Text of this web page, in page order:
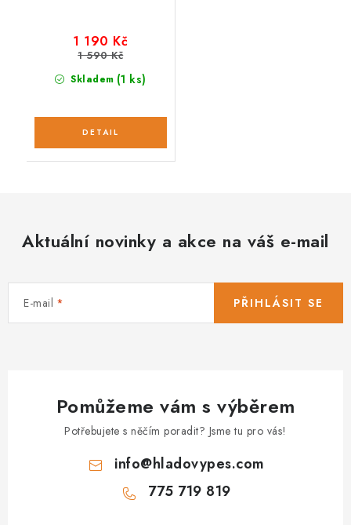
Skladem (1 ks)
1 190 Kč
1 590 Kč
Aktuální novinky a akce na váš e-mail
E-mail PŘIHLÁSIT SE
Pomůžeme vám s výběrem
Potřebujete s něčím poradit? Jsme tu pro vás!
info@hladovypes.com
775 719 819